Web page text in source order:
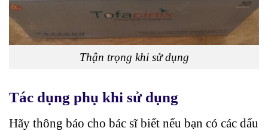
Thận trọng khi sử dụng
Tác dụng phụ khi sử dụng
Hãy thông báo cho bác sĩ biết nếu bạn có các dấu